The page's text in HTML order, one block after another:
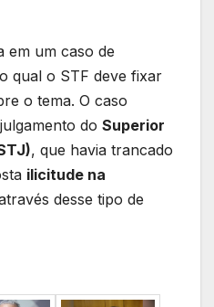
em um caso de
qual o STF deve fixar
o tema. O caso
do Superior
, que havia trancado
ilicitude na
desse tipo de